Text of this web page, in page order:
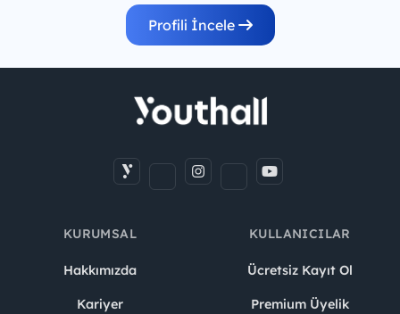
Profili İncele
KURUMSAL
Hakkımızda
Kariyer
KULLANICILAR
Ücretsiz Kayıt Ol
Premium Üyelik